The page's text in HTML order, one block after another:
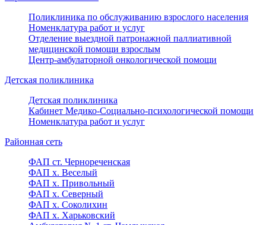
Поликлиника по обслуживанию взрослого населения
Номенклатура работ и услуг
Отделение выездной патронажной паллиативной
медицинской помощи взрослым
Центр-амбулаторной онкологической помощи
Детская поликлиника
Детская поликлиника
Кабинет Медико-Социально-психологической помощи
Номенклатура работ и услуг
Районная сеть
ФАП ст. Чернореченская
ФАП х. Веселый
ФАП х. Привольный
ФАП х. Северный
ФАП х. Соколихин
ФАП х. Харьковский